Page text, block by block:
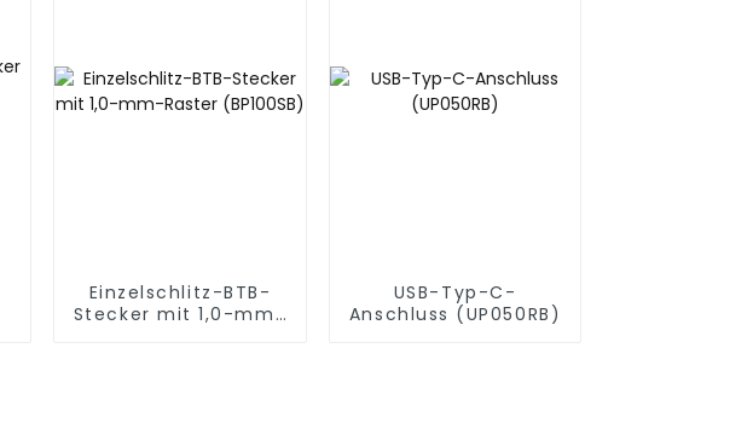
Einzelschlitz-BTB-
Stecker mit 1,0-mm-
USB-Typ-C-
Anschluss (UP050RB)